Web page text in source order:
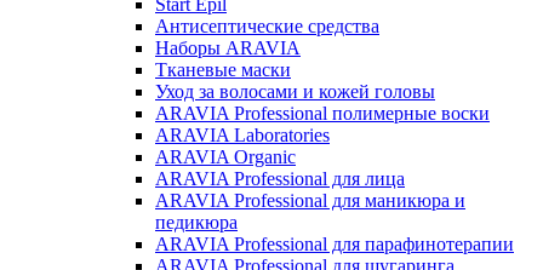
Start Epil
Антисептические средства
Наборы ARAVIA
Тканевые маски
Уход за волосами и кожей головы
ARAVIA Professional полимерные воски
ARAVIA Laboratories
ARAVIA Organic
ARAVIA Professional для лица
ARAVIA Professional для маникюра и
педикюра
ARAVIA Professional для парафинотерапии
ARAVIA Professional для шугаринга